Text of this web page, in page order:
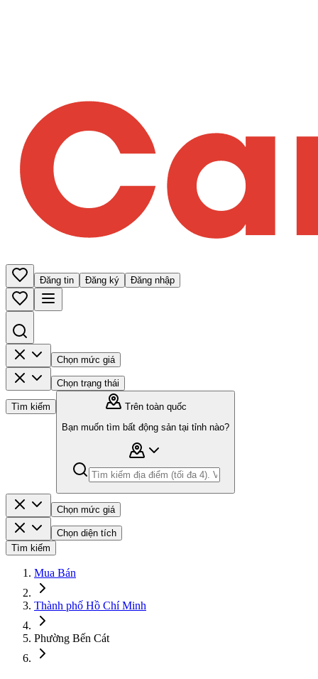
Đăng tin Đăng ký Đăng nhập
Chọn mức giá
Chọn trạng thái
Tìm kiếm
Trên toàn quốc
Bạn muốn tìm bất động sản tại tỉnh nào?
Chọn mức giá
Chọn diện tích
Tìm kiếm
Mua Bán
Thành phố Hồ Chí Minh
Phường Bến Cát